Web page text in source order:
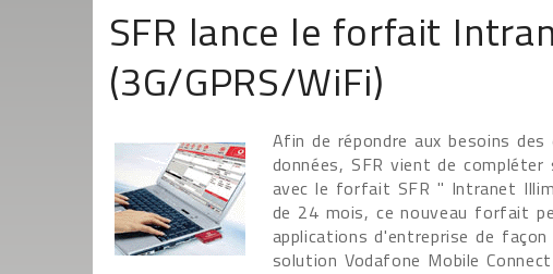
SFR lance le forfait
(3G/GPRS/WiFi)
Afin de répondre aux besoins
données, SFR vient de
avec le forfait SFR " Intranet
de 24 mois, ce nouveau forfait
applications d'entreprise de
solution Vodafone Mobile Connect